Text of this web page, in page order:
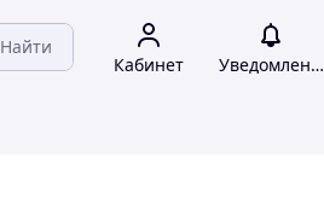
Найти
Кабинет Уведомления